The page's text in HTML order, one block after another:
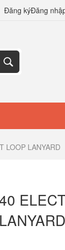
Đăng kýĐăng
LOOP LANYARD